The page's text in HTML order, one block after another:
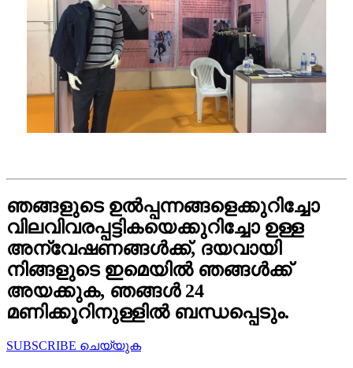
ഞങ്ങളുടെ ഉൽപ്പന്നങ്ങളെക്കുറിച്ചോ
വിലവിവരപ്പട്ടികയെക്കുറിച്ചോ ഉള്ള
അന്വേഷണങ്ങൾക്ക്, ദയവായി
നിങ്ങളുടെ ഇമെയിൽ ഞങ്ങൾക്ക്
അയക്കുക, ഞങ്ങൾ 24
മണിക്കൂറിനുള്ളിൽ ബന്ധപ്പെടും.
SUBSCRIBE ചെയ്യുക